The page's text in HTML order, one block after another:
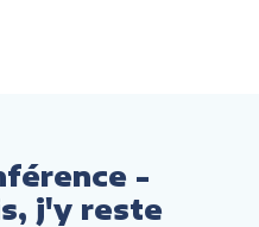
-
j'y reste